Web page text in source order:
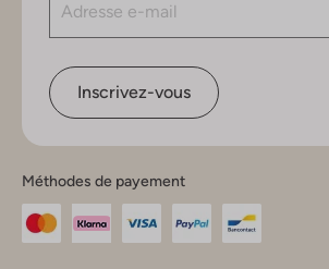
Inscrivez-vous
Méthodes de payement